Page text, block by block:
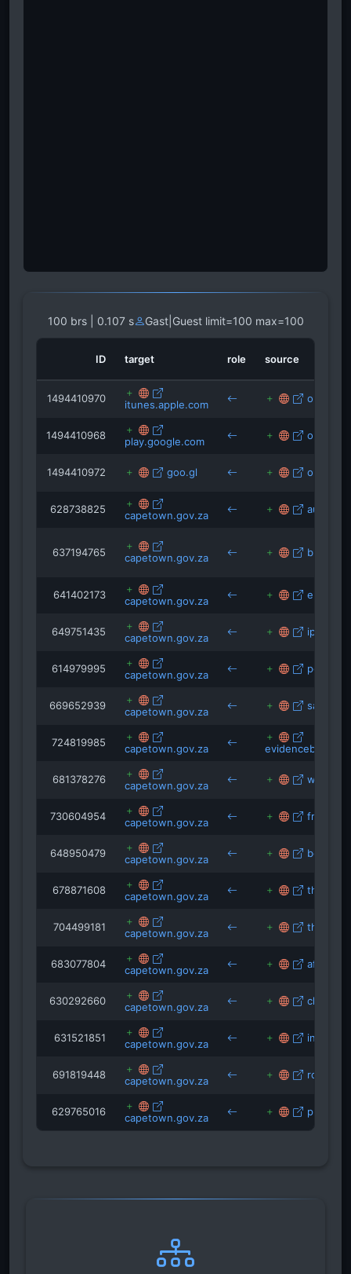
100 brs | 0.107 s Gast|Guest limit=100 max=100
ID target role source
1494410970 itunes.apple.com
1494410968 play.google.com
1494410972 goo.gl
628738825 capetown.gov.za aul.city
637194765 capetown.gov.za
641402173 capetown.gov.za
649751435 capetown.gov.za ips-
614979995 capetown.gov.za
669652939 capetown.gov.za sa-
724819985 capetown.gov.za
681378276 capetown.gov.za
730604954 capetown.gov.za
648950479 capetown.gov.za
678871608 capetown.gov.za
704499181 capetown.gov.za
683077804 capetown.gov.za
630292660 capetown.gov.za
631521851 capetown.gov.za
691819448 capetown.gov.za
629765016 capetown.gov.za